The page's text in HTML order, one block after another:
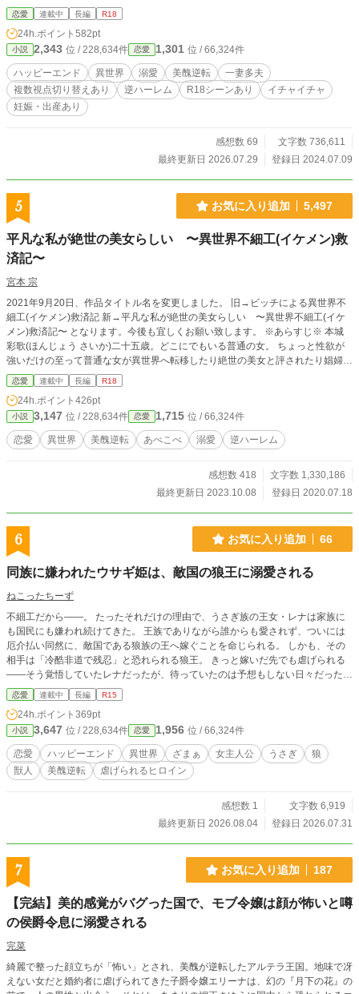
ありません。現実と近い部分もありますが、あくまでフィクションとしてお楽し
みください。 本編は完結済みですが続編と番外編を連載中です。 話のほとんど
が一話で区切りついてますが、一部長いお話は何話かに分けています。 番外編
は時系列、リクエスト関係なく投稿順になっています。また、本編、続編に関係
するものなので、現在投稿済みのお話を読み終わってからをお勧めします。 誤
字脱字修正、多少の内容改変を行っております。都合によりタイトルも変えたり
しています。ご了承ください。 感想のネタバレ防止機能を後になって知った為
この作品には付けておりません。ネタバレが怖い方は薄目で見てください。ｽﾐﾏｾ
恋愛 連載中 長編 R18
24h.ポイント 582pt
小説 2,343 位 / 228,634件 恋愛 1,301 位 / 66,324件
ハッピーエンド 異世界 溺愛 美醜逆転
一妻多夫
複数視点切り替えあり
逆ハーレム R18シーンあり
イチャイチャ
妊娠・出産あり
感想数 69
文字数 736,611
最終更新日 2026.07.29
登録日 2024.07.09
5 お気に入り追加 5,497
平凡な私が絶世の美女らしい 〜異世界不細工(イケメン)救
済記〜
宮本 宗
2021年9月20日、作品タイトル名を変更しました。 旧→ビッチによる異世界不
細工(イケメン)救済記 新→平凡な私が絶世の美女らしい 〜異世界不細工(イケ
メン)救済記〜 となります。今後も宜しくお願い致します。 ※あらすじ※ 本城
彩歌(ほんじょう さいか)二十五歳。どこにでもいる普通の女。 ちょっと性欲が
強いだけの至って普通な女が異世界へ転移したり絶世の美女と評されたり娼婦に
なったり蔑まれている不細工(イケメン)たちに愛の手を差し伸べ、でろでろに愛
されるという何番煎じなお話。 ※がっつりエロが入りますので苦手な方は読む
のをお止めください。 なろう様でもお話をアップしております。
恋愛 連載中 長編 R18
24h.ポイント 426pt
小説 3,147 位 / 228,634件 恋愛 1,715 位 / 66,324件
恋愛 異世界 美醜逆転 あべこべ 溺愛 逆ハーレム
感想数 418
文字数 1,330,186
最終更新日 2023.10.08
登録日 2020.07.18
6 お気に入り追加 66
同族に嫌われたウサギ姫は、敵国の狼王に溺愛される
ねこったちーず
不細工だから――。 たったそれだけの理由で、うさぎ族の王女・レナは家族に
も国民にも嫌われ続けてきた。 王族でありながら誰からも愛されず、ついには
厄介払い同然に、敵国である狼族の王へ嫁ぐことを命じられる。 しかも、その
相手は「冷酷非道で残忍」と恐れられる狼王。 きっと嫁いだ先でも虐げられる
――そう覚悟していたレナだったが、待っていたのは予想もしない日々だった。
実は、美醜の価値観がまったく異なる狼族にとって、レナは誰もが見惚れるほど
愛らしい存在だったのだ。 無表情で恐ろしいと噂の狼王は、レナを一目見た瞬
間から過保護になるほど溺愛し、国中の狼族も彼女を「かわいい」と甘やかして
いく。 愛されることに慣れていない内気なレナは、その優しさを素直に受け止
められず戸惑うばかり。 それでも、不器用ながらも真っすぐな狼王の愛に触
れ、レナは少しずつ自分を取り戻していき... これは、同族には醜いと蔑まれたう
さぎ族の王女が、敵国で「世界一かわいいお妃様」として愛され、幸せを見つけ
恋愛 連載中 長編 R15
24h.ポイント 369pt
小説 3,647 位 / 228,634件 恋愛 1,956 位 / 66,324件
恋愛 ハッピーエンド 異世界 ざまぁ 女主人公 うさぎ
狼
獣人
美醜逆転 虐げられるヒロイン
感想数 1
文字数 6,919
最終更新日 2026.08.04
登録日 2026.07.31
7 お気に入り追加 187
【完結】美的感覚がバグった国で、モブ令嬢は顔が怖いと噂
の侯爵令息に溺愛される
完菜
綺麗で整った顔立ちが「怖い」とされ、美醜が逆転したアルテラ王国。地味で冴
えない女だと婚約者に虐げられてきた子爵令嬢エリーナは、幻の『月下の花』の